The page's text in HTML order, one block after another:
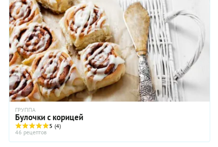
ГРУППА
Булочки с корицей
5 (4)
46 рецептов